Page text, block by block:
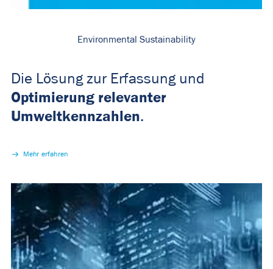
Environmental Sustainability
Die Lösung zur Erfassung und
Optimierung relevanter
Umweltkennzahlen.
Mehr erfahren